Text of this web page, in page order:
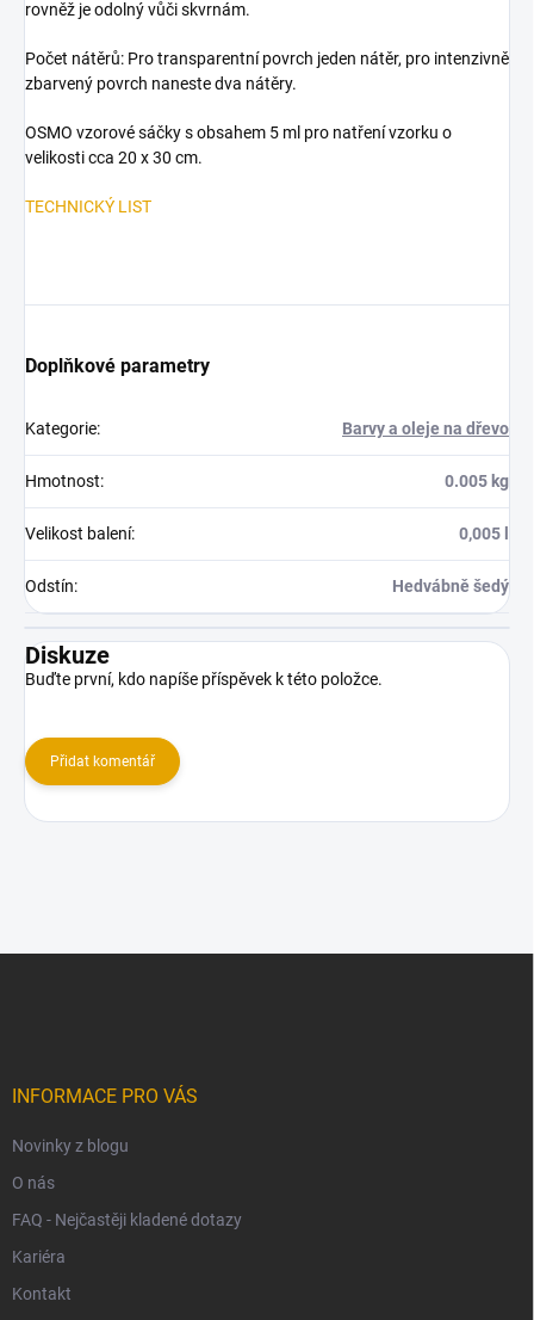
rovněž je odolný vůči skvrnám.
Počet nátěrů: Pro transparentní povrch jeden nátěr, pro intenzivně
zbarvený povrch naneste dva nátěry.
OSMO vzorové sáčky s obsahem 5 ml pro natření vzorku o
velikosti cca 20 x 30 cm.
TECHNICKÝ LIST
Doplňkové parametry
Kategorie: Barvy a oleje na dřevo
Hmotnost: 0.005 kg
Velikost balení: 0,005 l
Odstín: Hedvábně šedý
Diskuze
Buďte první, kdo napíše příspěvek k této položce.
Přidat komentář
INFORMACE PRO VÁS
Novinky z blogu
O nás
FAQ - Nejčastěji kladené dotazy
Kariéra
Kontakt